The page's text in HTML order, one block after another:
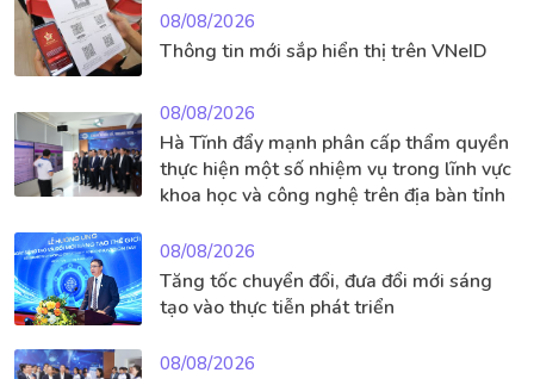
08/08/2026
Thông tin mới sắp hiển thị trên VNeID
08/08/2026
Hà Tĩnh đẩy mạnh phân cấp thẩm quyền
thực hiện một số nhiệm vụ trong lĩnh vực
khoa học và công nghệ trên địa bàn tỉnh
08/08/2026
Tăng tốc chuyển đổi, đưa đổi mới sáng
tạo vào thực tiễn phát triển
08/08/2026